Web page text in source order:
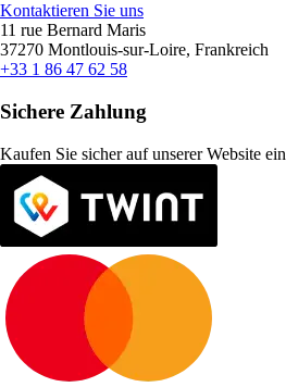
Kontaktieren Sie uns
11 rue Bernard Maris
37270 Montlouis-sur-Loire, Frankreich
+33 1 86 47 62 58
Sichere Zahlung
Kaufen Sie sicher auf unserer Website ein